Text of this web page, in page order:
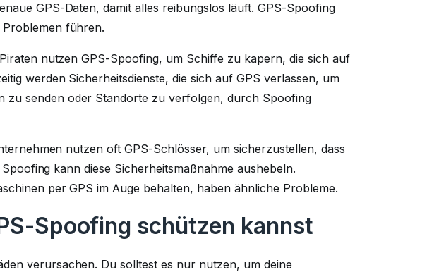
GPS-Daten, damit alles reibungslos läuft. GPS-Spoofing
führen.
nutzen GPS-Spoofing, um Schiffe zu kapern, die sich auf
werden Sicherheitsdienste, die sich auf GPS verlassen, um
zu senden oder Standorte zu verfolgen, durch Spoofing
nutzen oft GPS-Schlösser, um sicherzustellen, dass
kann diese Sicherheitsmaßnahme aushebeln.
per GPS im Auge behalten, haben ähnliche Probleme.
Spoofing schützen kannst
verursachen. Du solltest es nur nutzen, um deine